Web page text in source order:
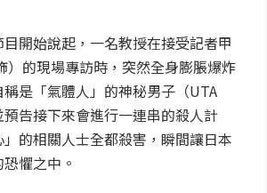
開始說起，一名教授在接受記者甲
）的現場專訪時，突然全身膨脹爆炸
是「氣體人」的神秘男子（UTA
告接下來會進行一連串的殺人計
的相關人士全都殺害，瞬間讓日本
懼之中。